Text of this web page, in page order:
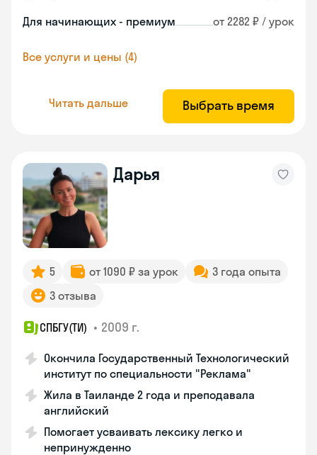
Для начинающих - премиум от 2282 ₽ / урок
Все услуги и цены (4)
Читать дальше Выбрать время
Дарья
5 от 1090 ₽ за урок
3 года опыта
3 отзыва
СПБГУ(ТИ) • 2009 г.
Окончила Государственный Технологический
институт по специальности "Реклама"
Жила в Таиланде 2 года и преподавала
английский
Помогает усваивать лексику легко и
непринужденно